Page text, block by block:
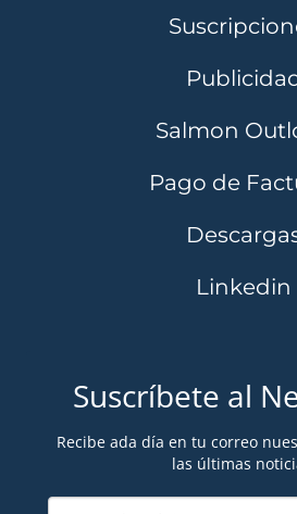
Salmon
Pago de
Linkedin
Suscríbete al
Recibe ada día en tu correo
las últimas